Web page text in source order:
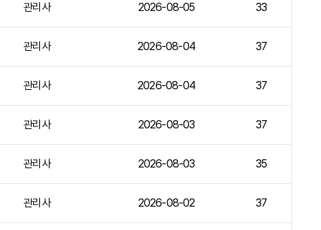
관리사 2026-08-05 33
관리사 2026-08-04 37
관리사 2026-08-04 37
관리사 2026-08-03 37
관리사 2026-08-03 35
관리사 2026-08-02 37